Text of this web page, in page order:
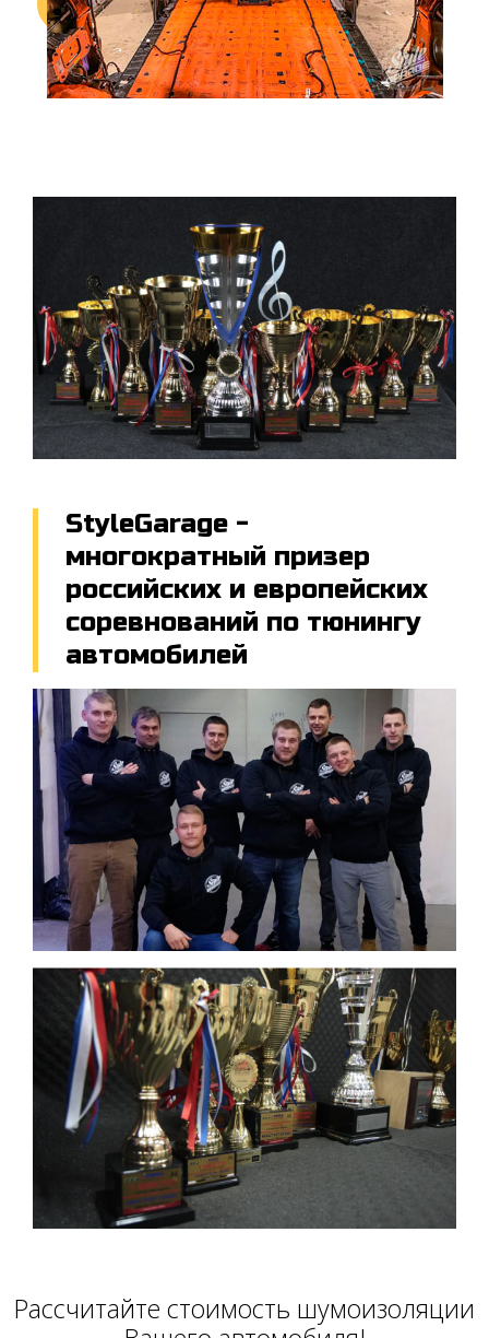
StyleGarage -
многократный призер
российских и европейских
соревнований по тюнингу
автомобилей
Расcчитайте стоимость шумоизоляции